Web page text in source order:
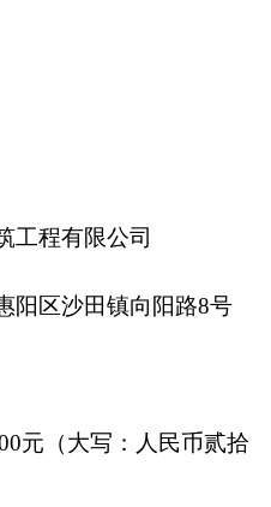
工程有限公司
阳区沙田镇向阳路8号
元（大写：人民币贰拾